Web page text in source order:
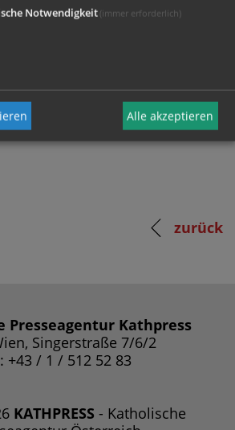
zurück
Presseagentur Kathpress
Singerstraße 7/6/2
+43 / 1 / 512 52 83
KATHPRESS - Katholische
Notwendigkeit(immer erforderlich)
Alle akzeptieren